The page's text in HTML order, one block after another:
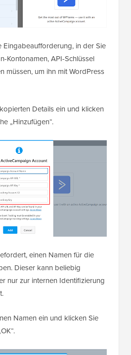
Eingabeaufforderung, in der Sie
Kontonamen, API-Schlüssel
müssen, um ihn mit WordPress
Details ein und klicken
„Hinzufügen“.
einen Namen für die
Dieser kann beliebig
nur zur internen Identifizierung
Namen ein und klicken Sie